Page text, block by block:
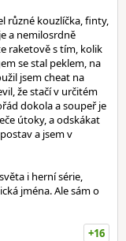
různé kouzlíčka, finty,
a nemilosrdně
raketově s tím, kolik
se stal peklem, na
jsem cheat na
že stačí v určitém
dokola a soupeř je
útoky, a odskákat
a jsem v
i herní série,
jména. Ale sám o
+16